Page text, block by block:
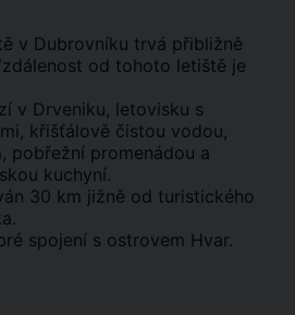
v Dubrovníku trvá přibližně
od tohoto letiště je
v Drveniku, letovisku s
křišťálově čistou vodou,
pobřežní promenádou a
kuchyní.
30 km jižně od turistického
spojení s ostrovem Hvar.